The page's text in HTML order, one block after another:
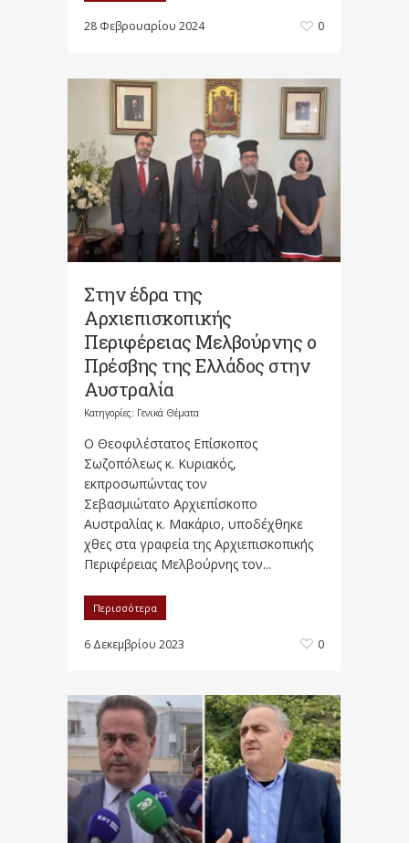
28 Φεβρουαρίου 2024 0
Στην έδρα της
Αρχιεπισκοπικής
Περιφέρειας Μελβούρνης ο
Πρέσβης της Ελλάδος στην
Αυστραλία
Κατηγορίες: Γενικά Θέματα
Ο Θεοφιλέστατος Επίσκοπος
Σωζοπόλεως κ. Κυριακός,
εκπροσωπώντας τον
Σεβασμιώτατο Αρχιεπίσκοπο
Αυστραλίας κ. Μακάριο, υποδέχθηκε
χθες στα γραφεία της Αρχιεπισκοπικής
Περιφέρειας Μελβούρνης τον...
Περισσότερα
6 Δεκεμβρίου 2023 0